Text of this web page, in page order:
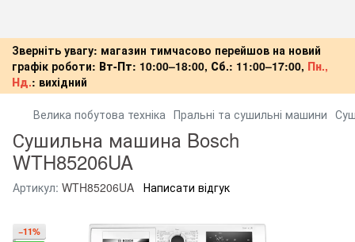
Зверніть увагу: магазин тимчасово перейшов на новий
графік роботи: Вт-Пт: 10:00–18:00, Сб.: 11:00–17:00, Пн.,
Нд.: вихідний
Велика побутова техніка Пральні та сушильні машини
Сушильна машина Bosch
WTH85206UA
Артикул: WTH85206UA Написати відгук
−11%